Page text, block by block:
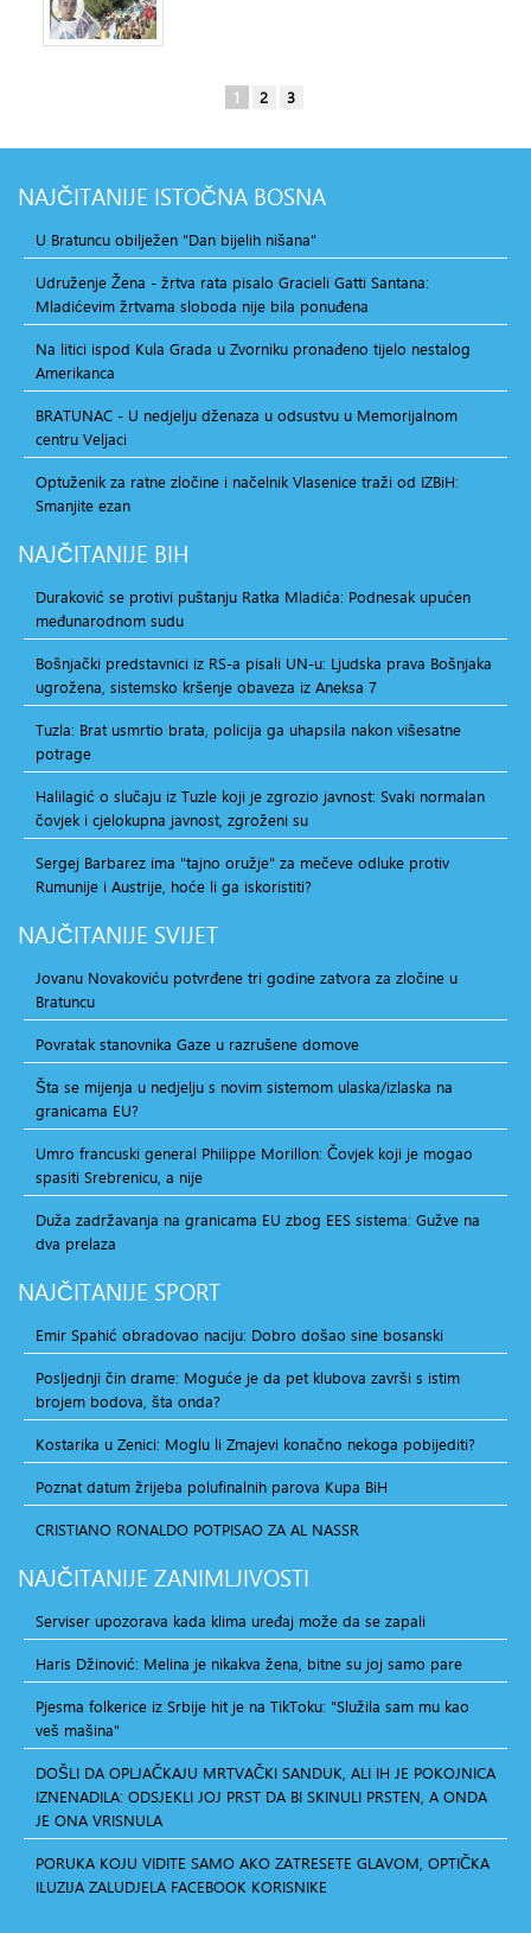
1 2 3
NAJČITANIJE ISTOČNA BOSNA
U Bratuncu obilježen "Dan bijelih nišana"
Udruženje Žena - žrtva rata pisalo Gracieli Gatti Santana:
Mladićevim žrtvama sloboda nije bila ponuđena
Na litici ispod Kula Grada u Zvorniku pronađeno tijelo nestalog
Amerikanca
BRATUNAC - U nedjelju dženaza u odsustvu u Memorijalnom
centru Veljaci
Optuženik za ratne zločine i načelnik Vlasenice traži od IZBiH:
Smanjite ezan
NAJČITANIJE BIH
Duraković se protivi puštanju Ratka Mladića: Podnesak upućen
međunarodnom sudu
Bošnjački predstavnici iz RS-a pisali UN-u: Ljudska prava Bošnjaka
ugrožena, sistemsko kršenje obaveza iz Aneksa 7
Tuzla: Brat usmrtio brata, policija ga uhapsila nakon višesatne
potrage
Halilagić o slučaju iz Tuzle koji je zgrozio javnost: Svaki normalan
čovjek i cjelokupna javnost, zgroženi su
Sergej Barbarez ima "tajno oružje" za mečeve odluke protiv
Rumunije i Austrije, hoće li ga iskoristiti?
NAJČITANIJE SVIJET
Jovanu Novakoviću potvrđene tri godine zatvora za zločine u
Bratuncu
Povratak stanovnika Gaze u razrušene domove
Šta se mijenja u nedjelju s novim sistemom ulaska/izlaska na
granicama EU?
Umro francuski general Philippe Morillon: Čovjek koji je mogao
spasiti Srebrenicu, a nije
Duža zadržavanja na granicama EU zbog EES sistema: Gužve na
dva prelaza
NAJČITANIJE SPORT
Emir Spahić obradovao naciju: Dobro došao sine bosanski
Posljednji čin drame: Moguće je da pet klubova završi s istim
brojem bodova, šta onda?
Kostarika u Zenici: Moglu li Zmajevi konačno nekoga pobijediti?
Poznat datum žrijeba polufinalnih parova Kupa BiH
CRISTIANO RONALDO POTPISAO ZA AL NASSR
NAJČITANIJE ZANIMLJIVOSTI
Serviser upozorava kada klima uređaj može da se zapali
Haris Džinović: Melina je nikakva žena, bitne su joj samo pare
Pjesma folkerice iz Srbije hit je na TikToku: "Služila sam mu kao
veš mašina"
DOŠLI DA OPLJAČKAJU MRTVAČKI SANDUK, ALI IH JE POKOJNICA
IZNENADILA: ODSJEKLI JOJ PRST DA BI SKINULI PRSTEN, A ONDA
JE ONA VRISNULA
PORUKA KOJU VIDITE SAMO AKO ZATRESETE GLAVOM, OPTIČKA
ILUZIJA ZALUDJELA FACEBOOK KORISNIKE